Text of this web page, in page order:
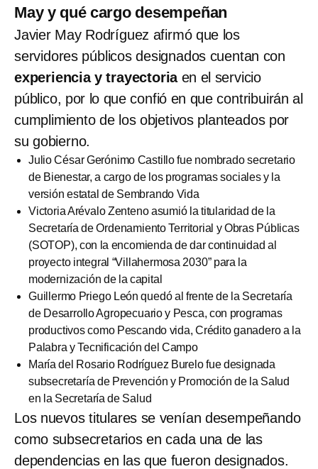
May y qué cargo desempeñan
Javier May Rodríguez afirmó que los
servidores públicos designados cuentan con
experiencia y trayectoriaen el servicio
público, por lo que confió en que contribuirán al
cumplimiento de los objetivos planteados por
su gobierno.
Julio César Gerónimo Castillo fue nombrado secretario
de Bienestar, a cargo de los programas sociales y la
versión estatal de Sembrando Vida
Victoria Arévalo Zenteno asumió la titularidad de la
Secretaría de Ordenamiento Territorial y Obras Públicas
(SOTOP), con la encomienda de dar continuidad al
proyecto integral “Villahermosa 2030” para la
modernización de la capital
Guillermo Priego León quedó al frente de la Secretaría
de Desarrollo Agropecuario y Pesca, con programas
productivos como Pescando vida, Crédito ganadero a la
Palabra y Tecnificación del Campo
María del Rosario Rodríguez Burelo fue designada
subsecretaría de Prevención y Promoción de la Salud
en la Secretaría de Salud
Los nuevos titulares se venían desempeñando
como subsecretarios en cada una de las
dependencias en las que fueron designados.